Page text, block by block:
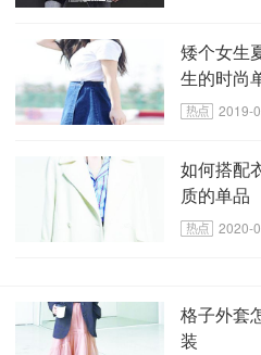
矮个女生
生的时尚
2019-
如何搭配
质的单品
2020-
格子外套
装